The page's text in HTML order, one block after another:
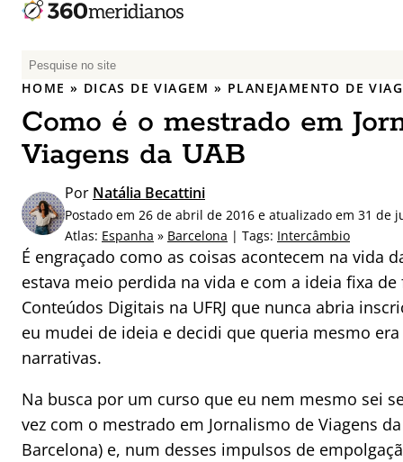
P
e
q
u
a
r
p
o
r
:
HOME » DICAS DE VIAGEM » PLANEJAMENTO DE
Como é o mestrado em
Viagens da UAB
Por Natália Becattini
Postado em 26 de abril de 2016 e atualizado em 31 de
Atlas: Espanha » Barcelona | Tags: Intercâmbio
É engraçado como as coisas acontecem na vida
estava meio perdida na vida e com a ideia fixa
Conteúdos Digitais na UFRJ que nunca abria
eu mudei de ideia e decidi que queria mesmo
narrativas.
Na busca por um curso que eu nem mesmo sei
vez com o mestrado em Jornalismo de Viagens
Barcelona) e, num desses impulsos de